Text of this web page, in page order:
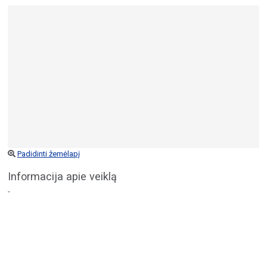
Padidinti žemėlapį
Informacija apie veiklą
-